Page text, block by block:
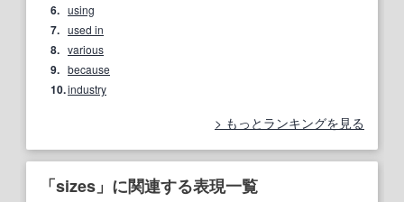
6. using
7. used in
8. various
9. because
10.industry
もっとランキングを見る
「sizes」に関連する表現一覧